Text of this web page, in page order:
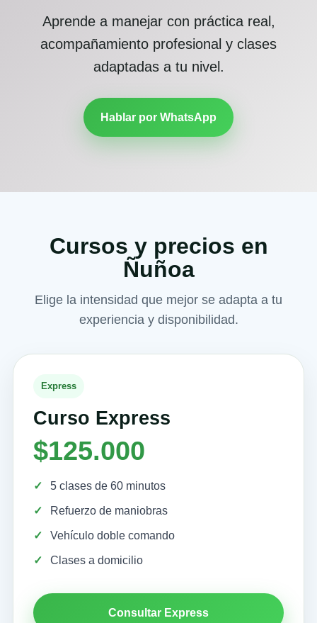
Aprende a manejar con práctica real,
acompañamiento profesional y clases
adaptadas a tu nivel.
Hablar por WhatsApp
Cursos y precios en
Ñuñoa
Elige la intensidad que mejor se adapta a tu
experiencia y disponibilidad.
Express
Curso Express
$125.000
5 clases de 60 minutos
Refuerzo de maniobras
Vehículo doble comando
Clases a domicilio
Consultar Express